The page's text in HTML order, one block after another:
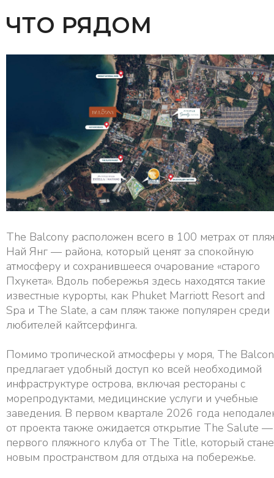
ЧТО РЯДОМ
The Balcony расположен всего в 100 метрах от
Най Янг — района, который ценят за спокойную
атмосферу и сохранившееся очарование «старого
Пхукета». Вдоль побережья здесь находятся такие
известные курорты, как Phuket Marriott Resort and
Spa и The Slate, а сам пляж также популярен среди
любителей кайтсерфинга.
Помимо тропической атмосферы у моря, The
предлагает удобный доступ ко всей необходимой
инфраструктуре острова, включая рестораны с
морепродуктами, медицинские услуги и учебные
заведения. В первом квартале 2026 года
от проекта также ожидается открытие The Salute —
первого пляжного клуба от The Title, который
новым пространством для отдыха на побережье.